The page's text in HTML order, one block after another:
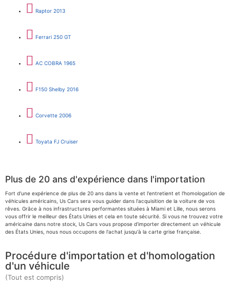
Raptor 2013
Ferrari 250 GT
AC COBRA 1965
F150 Shelby 2016
Corvette 2006
Toyata FJ Cruiser
Plus de 20 ans d'expérience dans l'importation
Fort d'une expérience de plus de 20 ans dans la vente et l'entretient et l'homologation de
véhicules américains, Us Cars sera vous guider dans l'acquisition de la voiture de vos
rêves. Grâce à nos infrastructures performantes situées à Miami et Lille, nous serons
vous offrir le meilleur des États Unies et cela en toute sécurité. Si vous ne trouvez votre
américaine dans notre stock, Us Cars vous propose d’importer directement un véhicule
des États Unies, nous nous occupons de l'achat jusqu'à la carte grise française.
Procédure d'importation et d'homologation
d'un véhicule
(Tout est compris)